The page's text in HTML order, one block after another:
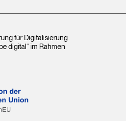
für Digitalisierung
digital“ im Rahmen